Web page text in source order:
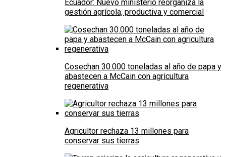
Ecuador: Nuevo ministerio reorganiza la
gestión agrícola, productiva y comercial
Cosechan 30.000 toneladas al año de papa y
abastecen a McCain con agricultura
regenerativa
Agricultor rechaza 13 millones para
conservar sus tierras